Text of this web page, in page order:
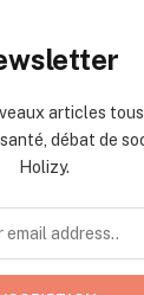
articles
débat de
Holizy.